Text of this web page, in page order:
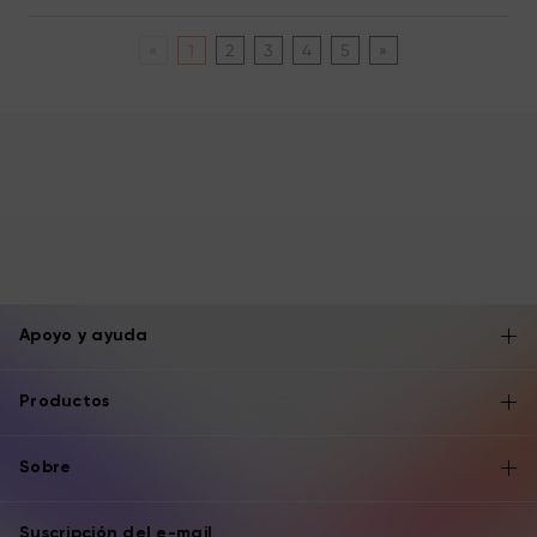
2 3 4 5 »
Apoyo y ayuda
Productos
Sobre
Suscripción del e-mail